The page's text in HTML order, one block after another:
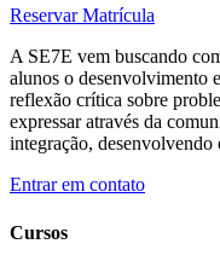
Reservar Matrícula
A SE7E vem buscando
alunos o desenvolvimento
reflexão crítica sobre
expressar através da
integração, desenvolvendo
Entrar em contato
Cursos